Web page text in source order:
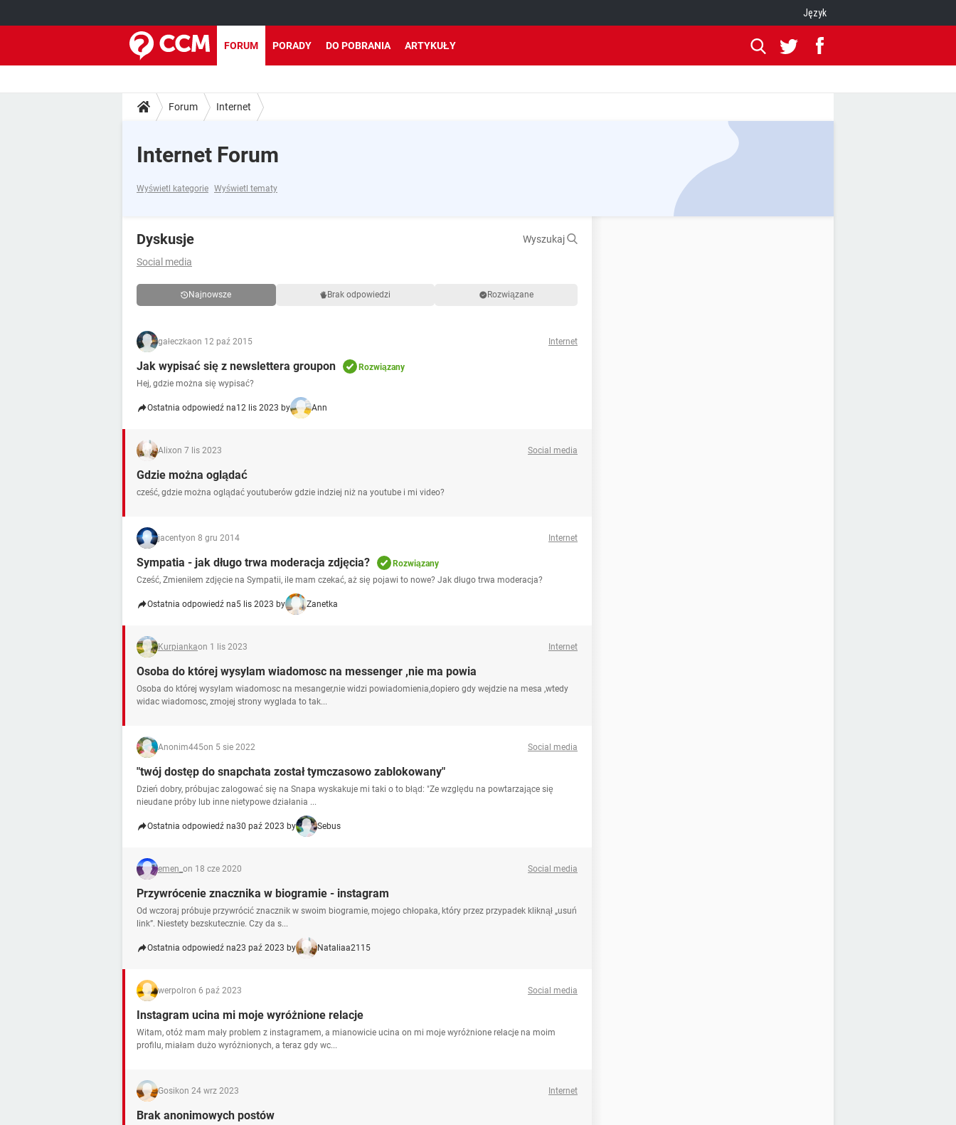
Język
FORUM PORADY DO POBRANIA ARTYKUŁY
Forum Internet
Internet Forum
Wyświetl kategorie Wyświetl tematy
Dyskusje
Wyszukaj
Social media
Najnowsze Brak odpowiedzi Rozwiązane
gałeczkaon 12 paź 2015 Internet
Jak wypisać się z newslettera groupon
Rozwiązany
Hej, gdzie można się wypisać?
Ostatnia odpowiedź na12 lis 2023 by Ann
Alixon 7 lis 2023 Social media
Gdzie można oglądać
cześć, gdzie można oglądać youtuberów gdzie indziej niż na youtube i mi video?
jacentyon 8 gru 2014 Internet
Sympatia - jak długo trwa moderacja zdjęcia?
Rozwiązany
Cześć, Zmieniłem zdjęcie na Sympatii, ile mam czekać, aż się pojawi to nowe? Jak długo trwa moderacja?
Ostatnia odpowiedź na5 lis 2023 by Zanetka
Kurpiankaon 1 lis 2023 Internet
Osoba do której wysylam wiadomosc na messenger ,nie ma powia
Osoba do której wysylam wiadomosc na mesanger,nie widzi powiadomienia,dopiero gdy wejdzie na mesa ,wtedy
widac wiadomosc, zmojej strony wyglada to tak...
Anonim445on 5 sie 2022 Social media
"twój dostęp do snapchata został tymczasowo zablokowany"
Dzień dobry, próbujac zalogować się na Snapa wyskakuje mi taki o to błąd: "Ze względu na powtarzające się
nieudane próby lub inne nietypowe działania ...
Ostatnia odpowiedź na30 paź 2023 by Sebus
emen_ on 18 cze 2020 Social media
Przywrócenie znacznika w biogramie - instagram
Od wczoraj próbuje przywrócić znacznik w swoim biogramie, mojego chłopaka, który przez przypadek kliknął „usuń
link”. Niestety bezskutecznie. Czy da s...
Ostatnia odpowiedź na23 paź 2023 by Nataliaa2115
werpolron 6 paź 2023 Social media
Instagram ucina mi moje wyróżnione relacje
Witam, otóż mam mały problem z instagramem, a mianowicie ucina on mi moje wyróżnione relacje na moim
profilu, miałam dużo wyróżnionych, a teraz gdy wc...
Gosikon 24 wrz 2023 Internet
Brak anonimowych postów